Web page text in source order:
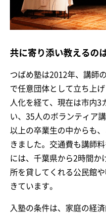
共に寄り添い教えるの
つばめ塾は2012年、講師
で任意団体として立ち上
人化を経て、現在は市内3
い、35人のボランティア
以上の卒業生の中からも
きました。交通費も講師
には、千葉県から2時間か
所を貸してくれる公民館
きています。
入塾の条件は、家庭の経